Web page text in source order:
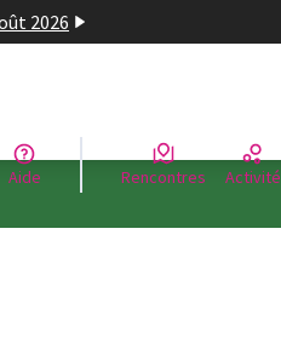
2026
Aide Rencontres Activité